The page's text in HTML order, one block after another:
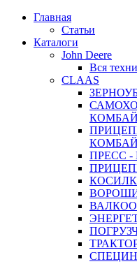
Главная
Статьи
Каталоги
John Deere
Вся
CLAAS
ПРЕСС